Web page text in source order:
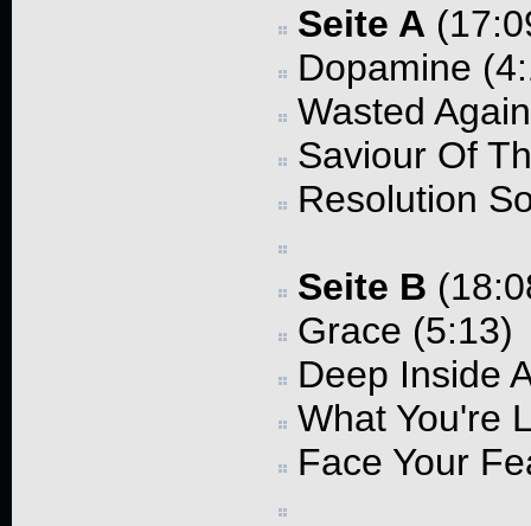
Seite A
Dopamine
Wasted
Saviour Of
Resolution
Seite B
Grace (5:13)
Deep Inside
What You're
Face Your